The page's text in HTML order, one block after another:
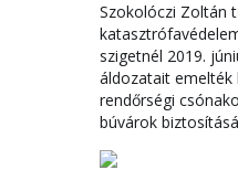
Szokolóczi Zoltán
szigetnél 2019.
áldozatait emelték
rendőrségi
búvárok